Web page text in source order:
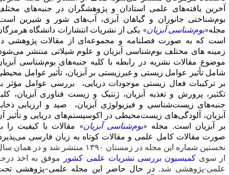
استادان و پژوهشگران در جنبه‌های مختلف
گیاهان آبزی، آب‌های شور و شیرین است.
» یکی از نشریات انتشارات دانشگاه هرمزگان
و مجموعه‌ای از مقالات پژوهشی در
آبزیان و علوم شیلاتی منتشر می‌شود.
رابطه با کلیه جنبه‌های بوم‌شناسی آبزیان
و غیرزیستی بر آبزیان، تأثیر عوامل محیطی
موجودات دریایی، بررسی عوامل مؤثر بر
ژنتیک و زیست فناوری آبزیان، کلیه
آبزیان، صید و ارزیابی ذخایر
در اکوسیستم‌های دریایی و تأثیر آن
بوم‌شناسی آبزیان» مقالات با کیفیت را به
و مقالات کوتاه به زبان فارسی می‌پذیرد.
نخستین شماره این مجله در زمستان ۱۳۹۰ منتشر شد و در همان سال
نشریات علمی کشورموفق به اخذ درجه
حال حاضر این مجله علمی پژوهشی تحت